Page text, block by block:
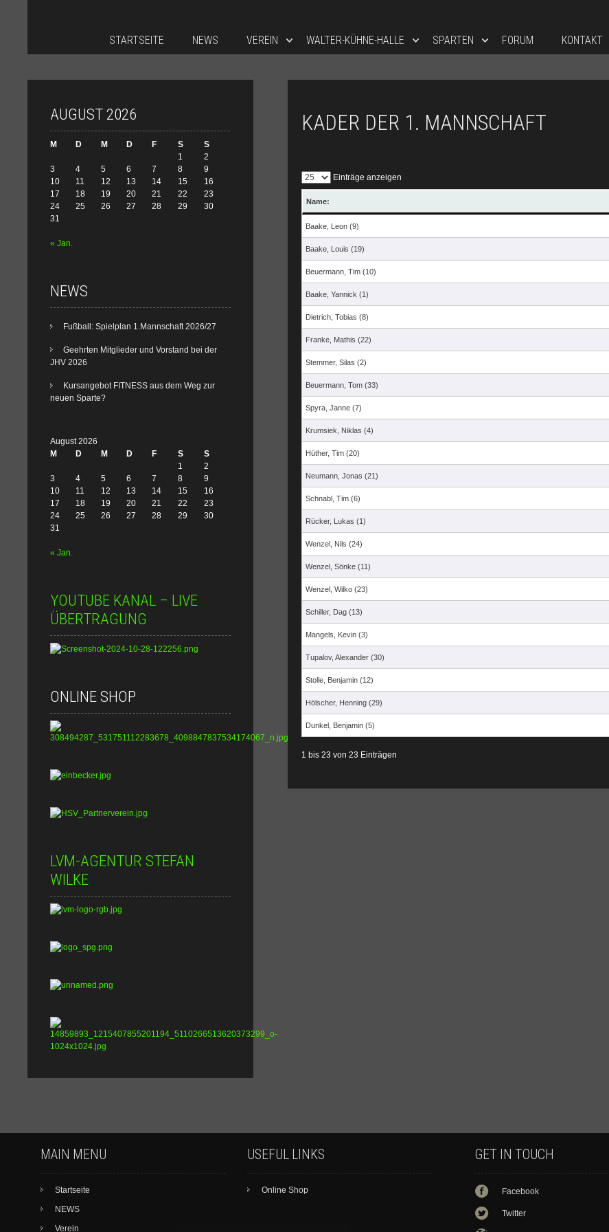
STARTSEITE NEWS VEREIN WALTER-KÜHNE-HALLE SPARTEN FORUM KONTAKT
KADER DER 1. MANNSCHAFT
Einträge anzeigen
Name:
Baake, Leon (9)
Baake, Louis (19)
Beuermann, Tim (10)
Baake, Yannick (1)
Dietrich, Tobias (8)
Franke, Mathis (22)
Stemmer, Silas (2)
Beuermann, Tom (33)
Spyra, Janne (7)
Krumsiek, Niklas (4)
Hüther, Tim (20)
Neumann, Jonas (21)
Schnabl, Tim (6)
Rücker, Lukas (1)
Wenzel, Nils (24)
Wenzel, Sönke (11)
Wenzel, Wilko (23)
Schiller, Dag (13)
Mangels, Kevin (3)
Tupalov, Alexander (30)
Stolle, Benjamin (12)
Hölscher, Henning (29)
Dunkel, Benjamin (5)
1 bis 23 von 23 Einträgen
AUGUST 2026
M D M D F S
S
1
2
3
4 5 6 7 8
9
10
11 12 13 14 15
16
17
18 19 20 21 22
23
24
25 26 27 28 29
30
31
« Jan.
NEWS
Fußball: Spielplan 1.Mannschaft 2026/27
Geehrten Mitglieder und Vorstand bei der
JHV 2026
Kursangebot FITNESS aus dem Weg zur
neuen Sparte?
August 2026
M
D M D F S
S
1
2
3
4 5 6 7 8
9
10
11 12 13 14 15
16
17
18 19 20 21 22
23
24
25 26 27 28 29
30
31
« Jan.
YOUTUBE KANAL – LIVE
ÜBERTRAGUNG
ONLINE SHOP
LVM-AGENTUR STEFAN
WILKE
MAIN MENU
Startseite
NEWS
Verein
USEFUL LINKS
Online Shop
GET IN TOUCH
Facebook
Twitter